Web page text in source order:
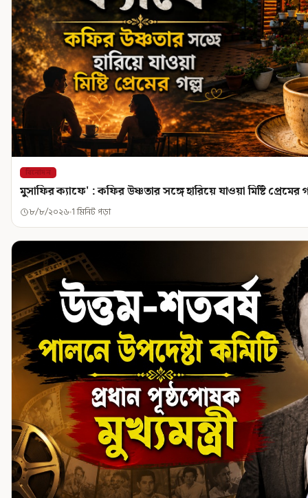
বিনোদন
মুসাফির ক্যাফে' : কফির উষ্ণতার সঙ্গে হারিয়ে যাওয়া মিষ্টি প্রেমের
৮/৮/২০২৬ 1 মিনিট পড়া